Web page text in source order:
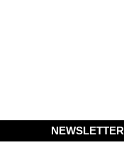
NEWSLETTER